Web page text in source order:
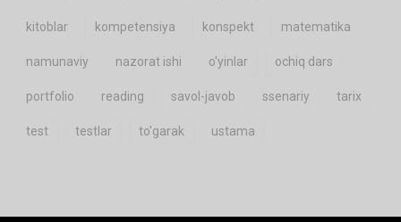
kitoblar kompetensiya konspekt matematika
namunaviy nazorat ishi o'yinlar ochiq dars
portfolio reading savol-javob ssenariy tarix
test testlar to'garak ustama